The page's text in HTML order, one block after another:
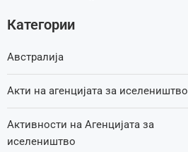
Категории
Австралија
Акти на агенцијата за иселеништво
Активности на Агенцијата за
иселеништво